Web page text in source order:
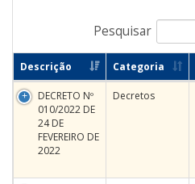
Pesquisar
Descrição Categoria
DECRETO Nº
010/2022 DE
24 DE
FEVEREIRO DE
2022
Decretos